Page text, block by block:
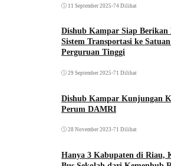
11 September 2025 •74 Dilihat
Dishub Kampar Siap Berikan
Sistem Transportasi ke
Perguruan Tinggi
29 September 2025 •71 Dilihat
Dishub Kampar Kunjungan
Perum DAMRI
28 November 2023 •71 Dilihat
Hanya 3 Kabupaten di Riau,